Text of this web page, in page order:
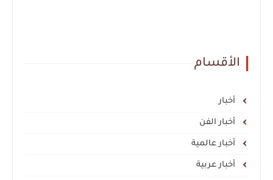
الأقسام
أخبار
أخبار الفن
أخبار عالمية
أخبار عربية